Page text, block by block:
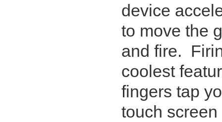
device
to move the
and fire.
coolest
fingers tap
touch